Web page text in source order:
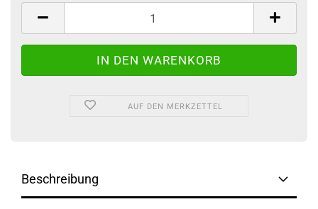
AUF DEN MERKZETTEL
Beschreibung